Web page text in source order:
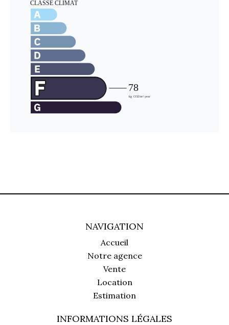
NAVIGATION
Accueil
Notre agence
Vente
Location
Estimation
INFORMATIONS LÉGALES